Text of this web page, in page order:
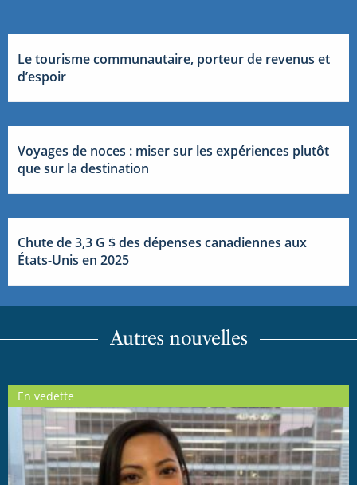
Le tourisme communautaire, porteur de revenus et
d’espoir
Voyages de noces : miser sur les expériences plutôt
que sur la destination
Chute de 3,3 G $ des dépenses canadiennes aux
États-Unis en 2025
Autres nouvelles
En vedette